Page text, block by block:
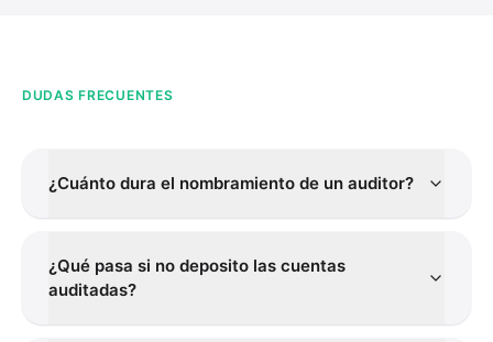
DUDAS FRECUENTES
¿Cuánto dura el nombramiento de un auditor?
¿Qué pasa si no deposito las cuentas
auditadas?